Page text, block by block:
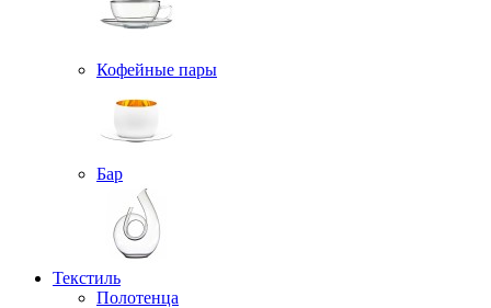
Кофейные пары
Бар
Текстиль
Полотенца